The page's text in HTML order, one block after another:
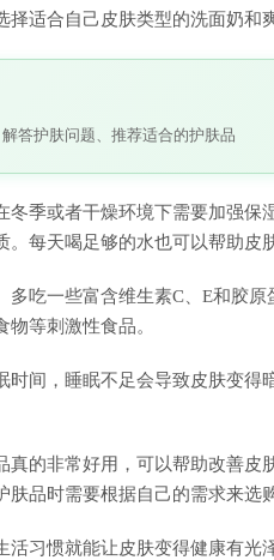
适合自己皮肤类型的洗面奶和
答护肤问题、推荐适合的护肤品
季或者干燥环境下需要加强保
每天喝足够的水也可以帮助皮
吃一些富含维生素C、E和胶原
等刺激性食品。
间，睡眠不足会导致皮肤变得
的非常好用，可以帮助改善皮
品时需要根据自己的需求来选购
习惯就能让皮肤变得健康有光